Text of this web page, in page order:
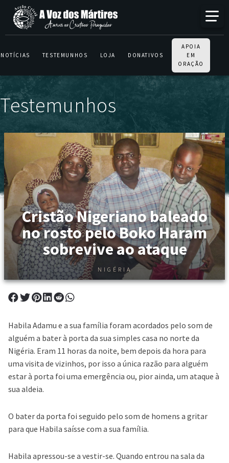
NOTÍCIAS TESTEMUNHOS LOJA DONATIVOS
APOIA
EM
ORAÇÃO
Testemunhos
Cristão Nigeriano baleado
no rosto pelo Boko Haram
sobrevive ao ataque
NIGÉRIA
Habila Adamu e a sua família foram acordados pelo som de
alguém a bater à porta da sua simples casa no norte da
Nigéria. Eram 11 horas da noite, bem depois da hora para
uma visita de vizinhos, por isso a única razão para alguém
estar à porta foi uma emergência ou, pior ainda, um ataque à
sua aldeia.
O bater da porta foi seguido pelo som de homens a gritar
para que Habila saísse com a sua família.
Habila apressou-se a vestir-se. Quando entrou na sala da